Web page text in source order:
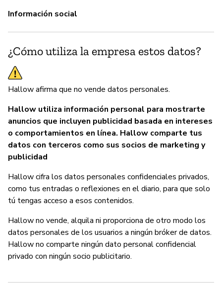
Información social
¿Cómo utiliza la empresa estos datos?
Hallow afirma que no vende datos personales.
Hallow utiliza información personal para mostrarte
anuncios que incluyen publicidad basada en intereses
o comportamientos en línea. Hallow comparte tus
datos con terceros como sus socios de marketing y
publicidad
Hallow cifra los datos personales confidenciales privados,
como tus entradas o reflexiones en el diario, para que solo
tú tengas acceso a esos contenidos.
Hallow no vende, alquila ni proporciona de otro modo los
datos personales de los usuarios a ningún bróker de datos.
Hallow no comparte ningún dato personal confidencial
privado con ningún socio publicitario.